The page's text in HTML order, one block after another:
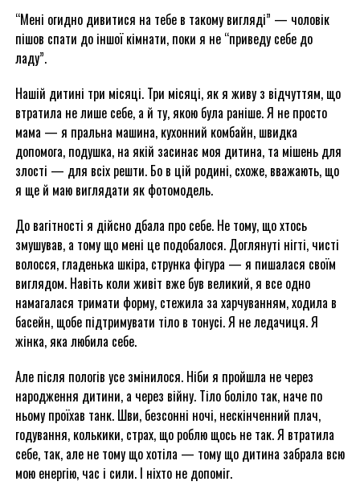
“Мені огидно дивитися на тебе в такому вигляді” — чоловік
пішов спати до іншої кімнати, поки я не “приведу себе до
ладу”.
Нашій дитині три місяці. Три місяці, як я живу з відчуттям, що
втратила не лише себе, а й ту, якою була раніше. Я не просто
мама — я пральна машина, кухонний комбайн, швидка
допомога, подушка, на якій засинає моя дитина, та мішень для
злості — для всіх решти. Бо в цій родині, схоже, вважають, що
я ще й маю виглядати як фотомодель.
До вагітності я дійсно дбала про себе. Не тому, що хтось
змушував, а тому що мені це подобалося. Доглянуті нігті, чисті
волосся, гладенька шкіра, струнка фігура — я пишалася своїм
виглядом. Навіть коли живіт вже був великий, я все одно
намагалася тримати форму, стежила за харчуванням, ходила в
басейн, щобе підтримувати тіло в тонусі. Я не ледачиця. Я
жінка, яка любила себе.
Але після пологів усе змінилося. Ніби я пройшла не через
народження дитини, а через війну. Тіло боліло так, наче по
ньому проїхав танк. Шви, безсонні ночі, нескінченний плач,
годування, колькики, страх, що роблю щось не так. Я втратила
себе, так, але не тому що хотіла — тому що дитина забрала всю
мою енергію, час і сили. І ніхто не допоміг.